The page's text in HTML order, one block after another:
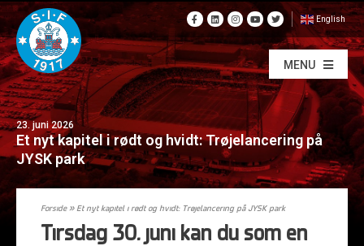
English
MENU
23. juni 2026
Et nyt kapitel i rødt og hvidt: Trøjelancering på
JYSK park
Forside»Et nyt kapitel i rødt og hvidt: Trøjelancering på JYSK park
Tirsdag 30. juni kan du som en